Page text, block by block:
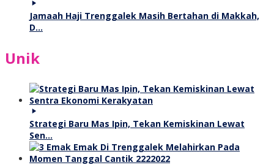
Jamaah Haji Trenggalek Masih Bertahan di Makkah,
D…
Unik
Strategi Baru Mas Ipin, Tekan Kemiskinan Lewat
Sen…